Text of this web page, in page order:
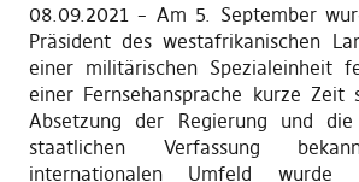
08.09.2021 – Am 5. September
Präsident des westafrikanischen
einer militärischen Spezialeinheit
einer Fernsehansprache kurze Zeit
Absetzung der Regierung und
staatlichen Verfassung
internationalen Umfeld wurde